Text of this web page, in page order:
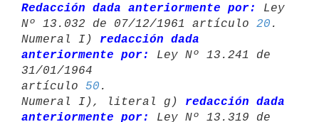
Redacción dada anteriormente por:
Ley
Nº 13.032 de 07/12/1961 artículo 20 .
Numeral I) redacción dada
anteriormente por:
Ley Nº 13.241 de
31/01/1964
artículo 50 .
Numeral I), literal g) redacción dada
anteriormente por:
Ley Nº 13.319 de